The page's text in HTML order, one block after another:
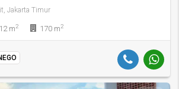
Jakarta Timur
m2 170 m2